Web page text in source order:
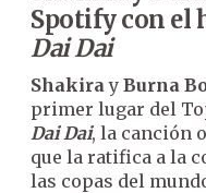
Spotify con el
Dai Dai
Shakira y Burna
primer lugar del
Dai Dai, la canción
que la ratifica a la
las copas del